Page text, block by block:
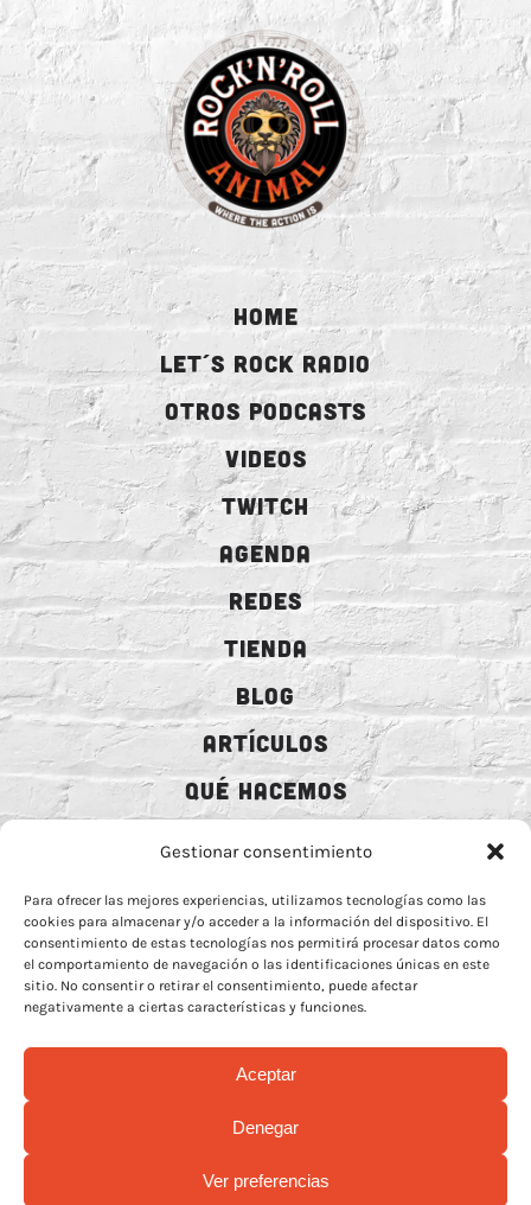
Gestionar consentimiento
Para ofrecer las mejores experiencias, utilizamos tecnologías como las
cookies para almacenar y/o acceder a la información del dispositivo. El
consentimiento de estas tecnologías nos permitirá procesar datos como
el comportamiento de navegación o las identificaciones únicas en este
sitio. No consentir o retirar el consentimiento, puede afectar
negativamente a ciertas características y funciones.
Aceptar
Denegar
Ver preferencias
HOME
LET´S ROCK RADIO
OTROS PODCASTS
VIDEOS
TWITCH
AGENDA
REDES
TIENDA
BLOG
ARTÍCULOS
QUÉ HACEMOS
CONTACTO
BIO
POLÍTICA DE COOCKIES
POLÍTICA DE PRIVACIDAD REDES
© Copyright 2026 | Rock Animal Radio | All Rights Reserved |